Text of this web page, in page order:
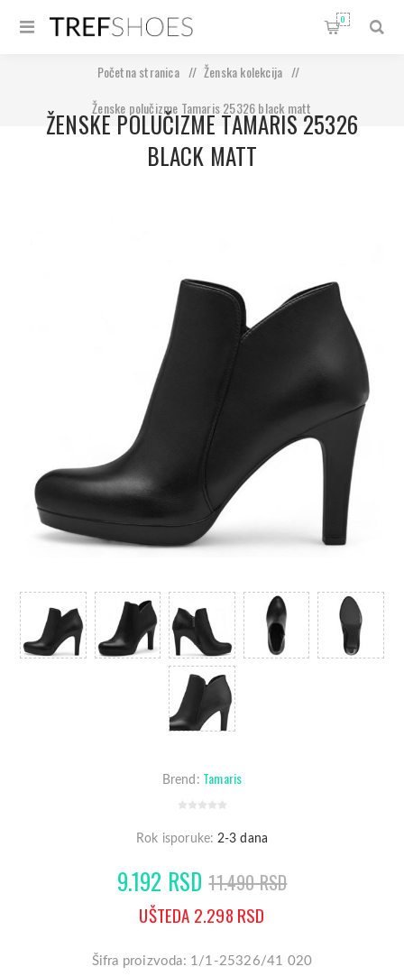
0
Početna stranica / Ženska kolekcija
/
Ženske polučizme Tamaris 25326 black matt
ŽENSKE POLUČIZME TAMARIS 25326
BLACK MATT
Brend: Tamaris
Rok isporuke: 2-3 dana
9.192 RSD 11.490 RSD
UŠTEDA 2.298 RSD
Šifra proizvoda: 1/1-25326/41 020